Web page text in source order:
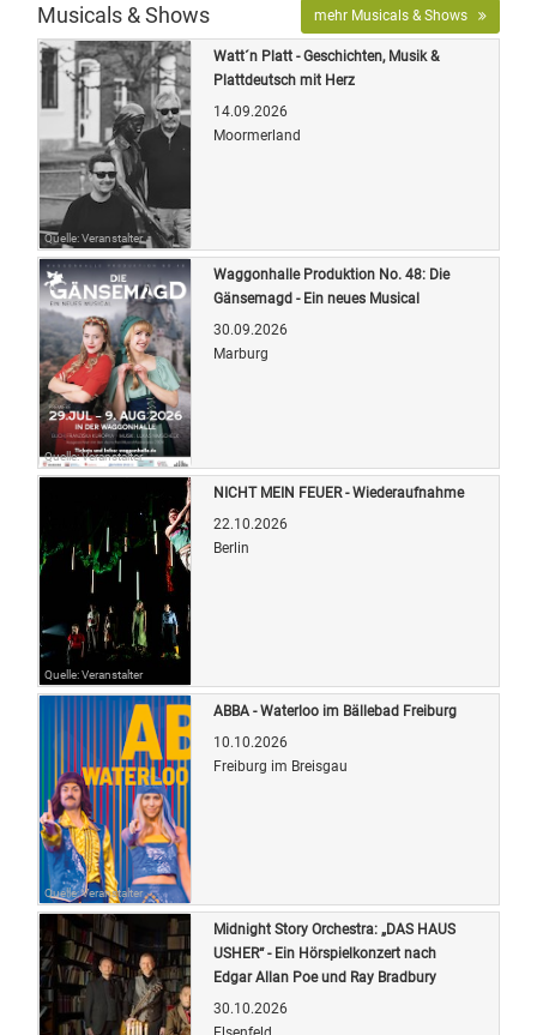
Musicals & Shows mehr Musicals & Shows
Quelle: Veranstalter
Watt´n Platt - Geschichten, Musik &
Plattdeutsch mit Herz
14.09.2026
Moormerland
Quelle: Veranstalter
Waggonhalle Produktion No. 48: Die
Gänsemagd - Ein neues Musical
30.09.2026
Marburg
Quelle: Veranstalter
NICHT MEIN FEUER - Wiederaufnahme
22.10.2026
Berlin
Quelle: Veranstalter
ABBA - Waterloo im Bällebad Freiburg
10.10.2026
Freiburg im Breisgau
Midnight Story Orchestra: „DAS HAUS
USHER“ - Ein Hörspielkonzert nach
Edgar Allan Poe und Ray Bradbury
30.10.2026